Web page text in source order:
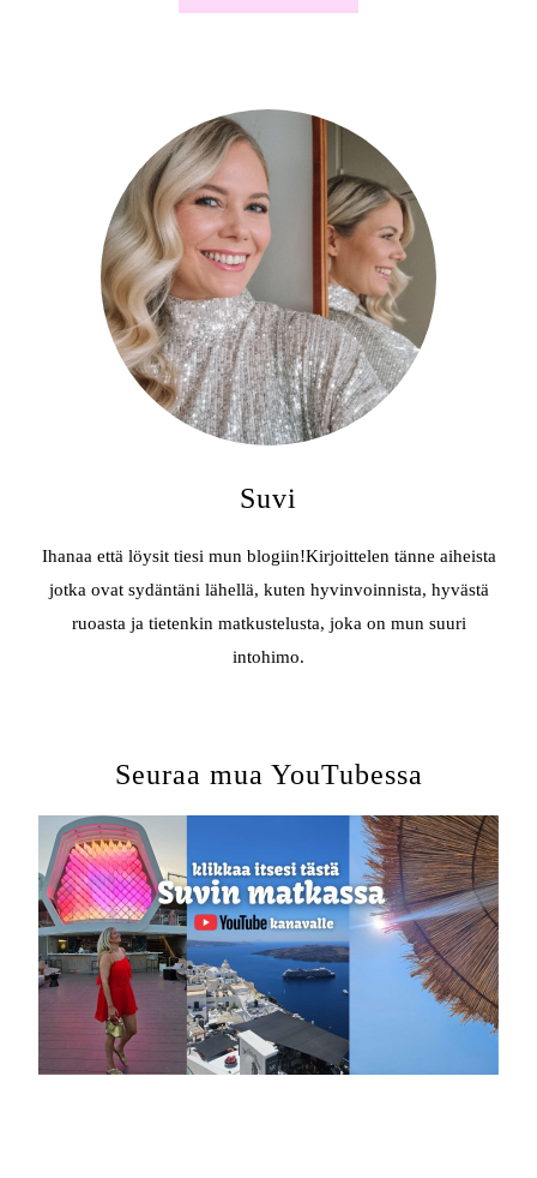
Suvi
Ihanaa että löysit tiesi mun blogiin!Kirjoittelen tänne aiheista
jotka ovat sydäntäni lähellä, kuten hyvinvoinnista, hyvästä
ruoasta ja tietenkin matkustelusta, joka on mun suuri
intohimo.
Seuraa mua YouTubessa